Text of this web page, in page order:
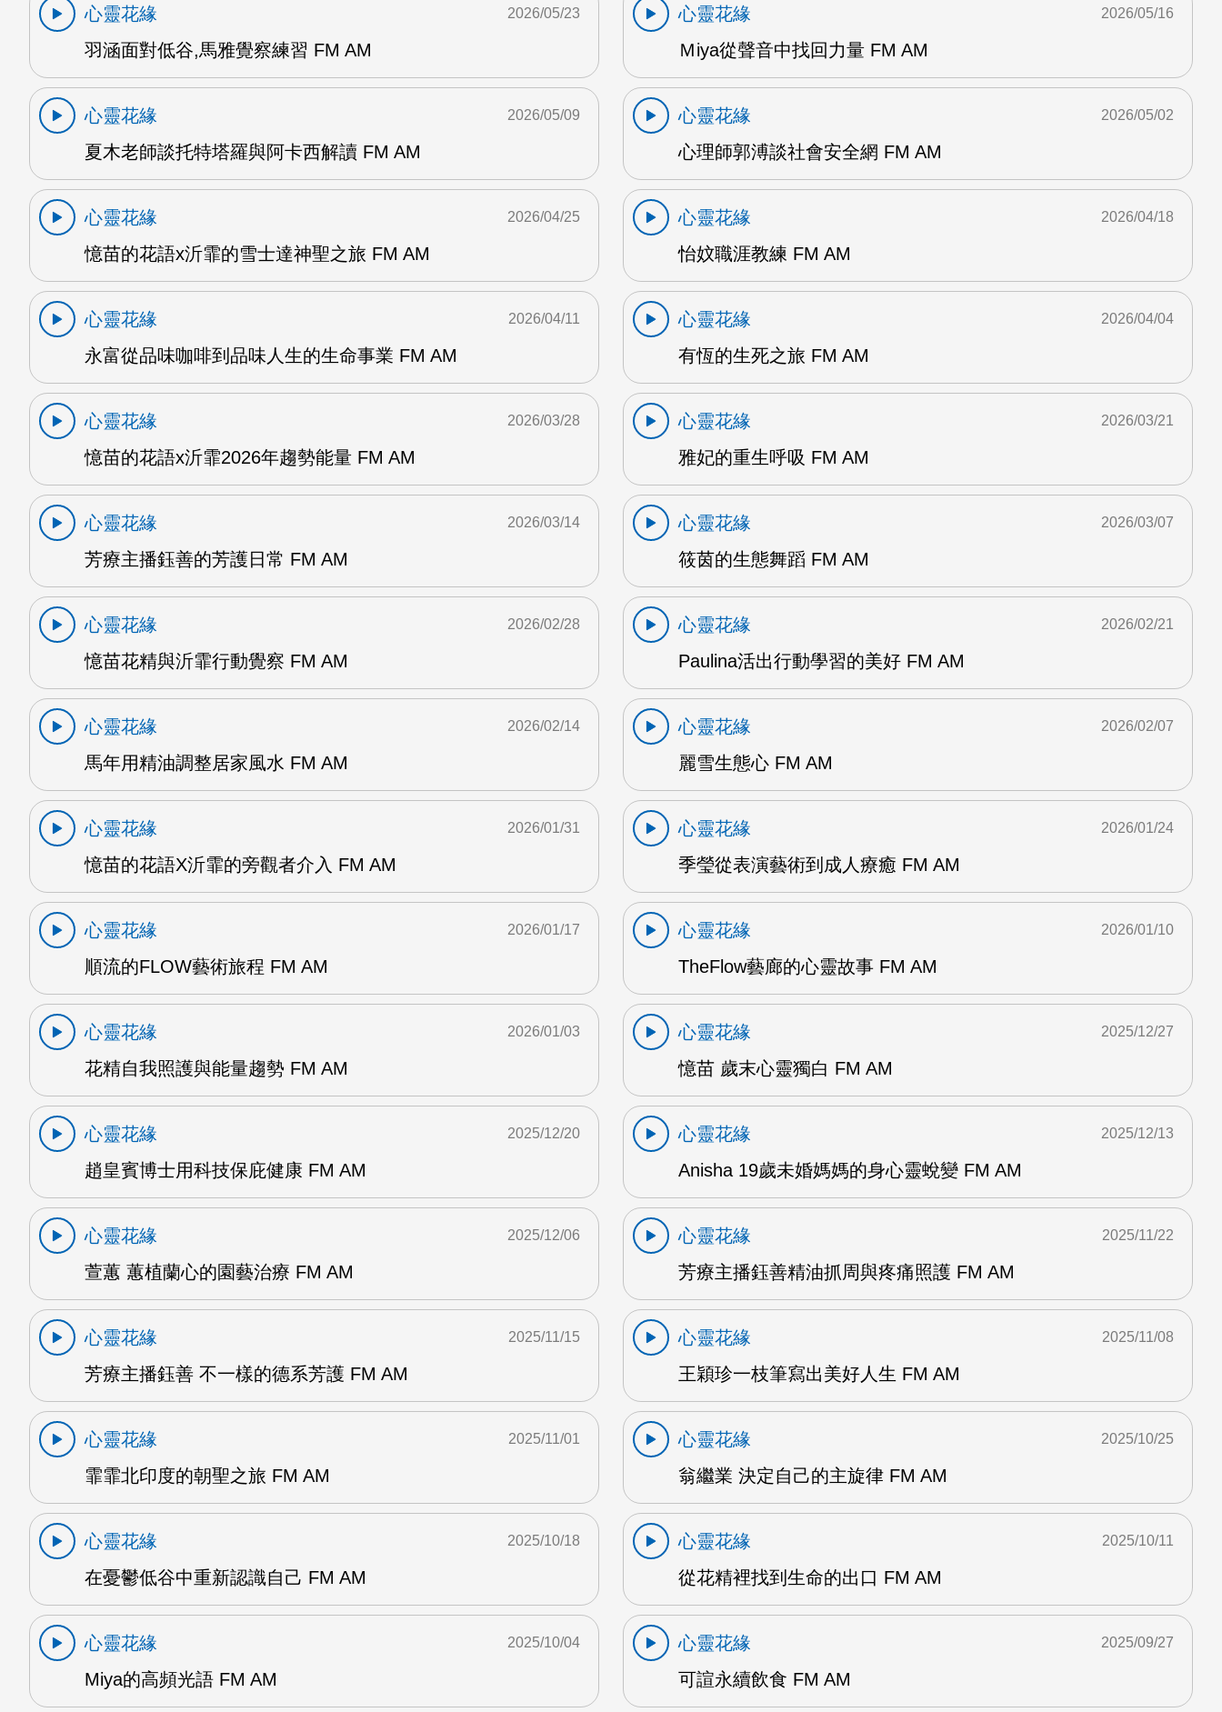
心靈花緣
羽涵面對低谷,馬雅覺察練習 FM AM
2026/05/23
心靈花緣
Ｍiya從聲音中找回力量 FM AM
2026/05/16
心靈花緣
夏木老師談托特塔羅與阿卡西解讀 FM AM
2026/05/09
心靈花緣
心理師郭溥談社會安全網 FM AM
2026/05/02
心靈花緣
憶苗的花語x沂霏的雪士達神聖之旅 FM AM
2026/04/25
心靈花緣
怡妏職涯教練 FM AM
2026/04/18
心靈花緣
永富從品味咖啡到品味人生的生命事業 FM AM
2026/04/11
心靈花緣
有恆的生死之旅 FM AM
2026/04/04
心靈花緣
憶苗的花語x沂霏2026年趨勢能量 FM AM
2026/03/28
心靈花緣
雅妃的重生呼吸 FM AM
2026/03/21
心靈花緣
芳療主播鈺善的芳護日常 FM AM
2026/03/14
心靈花緣
筱茵的生態舞蹈 FM AM
2026/03/07
心靈花緣
憶苗花精與沂霏行動覺察 FM AM
2026/02/28
心靈花緣
Paulina活出行動學習的美好 FM AM
2026/02/21
心靈花緣
馬年用精油調整居家風水 FM AM
2026/02/14
心靈花緣
麗雪生態心 FM AM
2026/02/07
心靈花緣
憶苗的花語X沂霏的旁觀者介入 FM AM
2026/01/31
心靈花緣
季瑩從表演藝術到成人療癒 FM AM
2026/01/24
心靈花緣
順流的FLOW藝術旅程 FM AM
2026/01/17
心靈花緣
TheFlow藝廊的心靈故事 FM AM
2026/01/10
心靈花緣
花精自我照護與能量趨勢 FM AM
2026/01/03
心靈花緣
憶苗 歲末心靈獨白 FM AM
2025/12/27
心靈花緣
趙皇賓博士用科技保庇健康 FM AM
2025/12/20
心靈花緣
Anisha 19歲未婚媽媽的身心靈蛻變 FM AM
2025/12/13
心靈花緣
萱蕙 蕙植蘭心的園藝治療 FM AM
2025/12/06
心靈花緣
芳療主播鈺善精油抓周與疼痛照護 FM AM
2025/11/22
心靈花緣
芳療主播鈺善 不一樣的德系芳護 FM AM
2025/11/15
心靈花緣
王穎珍一枝筆寫出美好人生 FM AM
2025/11/08
心靈花緣
霏霏北印度的朝聖之旅 FM AM
2025/11/01
心靈花緣
翁繼業 決定自己的主旋律 FM AM
2025/10/25
心靈花緣
在憂鬱低谷中重新認識自己 FM AM
2025/10/18
心靈花緣
從花精裡找到生命的出口 FM AM
2025/10/11
心靈花緣
Miya的高頻光語 FM AM
2025/10/04
心靈花緣
可諠永續飲食 FM AM
2025/09/27